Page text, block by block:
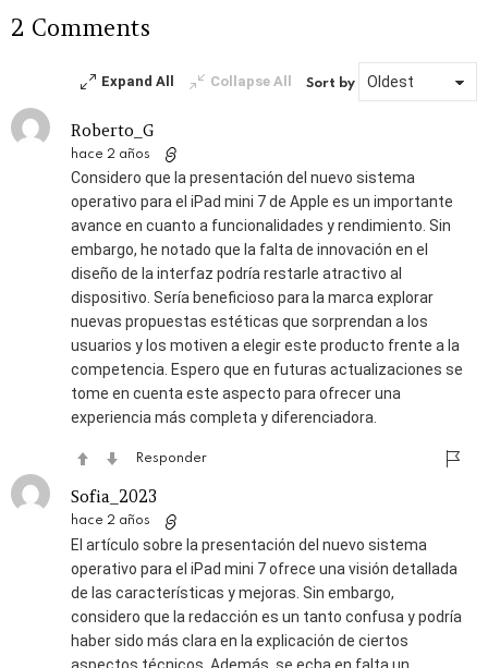
2 Comments
Expand All Collapse All Sort by
Roberto_G
hace 2 años
Considero que la presentación del nuevo sistema
operativo para el iPad mini 7 de Apple es un importante
avance en cuanto a funcionalidades y rendimiento. Sin
embargo, he notado que la falta de innovación en el
diseño de la interfaz podría restarle atractivo al
dispositivo. Sería beneficioso para la marca explorar
nuevas propuestas estéticas que sorprendan a los
usuarios y los motiven a elegir este producto frente a la
competencia. Espero que en futuras actualizaciones se
tome en cuenta este aspecto para ofrecer una
experiencia más completa y diferenciadora.
Responder
Sofia_2023
hace 2 años
El artículo sobre la presentación del nuevo sistema
operativo para el iPad mini 7 ofrece una visión detallada
de las características y mejoras. Sin embargo,
considero que la redacción es un tanto confusa y podría
haber sido más clara en la explicación de ciertos
aspectos técnicos. Además, se echa en falta un